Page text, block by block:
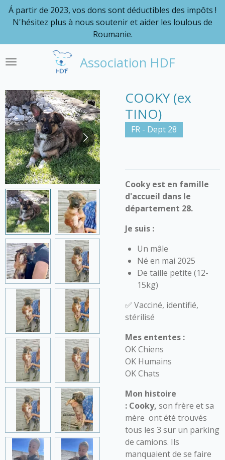
Passer
principal
Association HDF
Á partir de 2023, vos dons sont déductibles des impôts !
N'hésitez plus à nous soutenir et aider les loulous de
Roumanie.
COOKY (ex
TINO)
FR - Dept 28
Cooky est en famille
d'accueil dans le
département 28.
Je suis :
Un mâle
Né en mai 2025
De taille petite (12-
15kg)
✅ Vacciné, identifié,
stérilisé
Mes ententes :
OK Chiens
OK Humains
OK Chats
Mon histoire
: Cooky, son frère et sa
mère ont été trouvés
tous les 3 sur un parking
de camions. Ils
manquaient de se faire